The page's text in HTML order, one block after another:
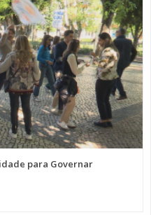
para Governar